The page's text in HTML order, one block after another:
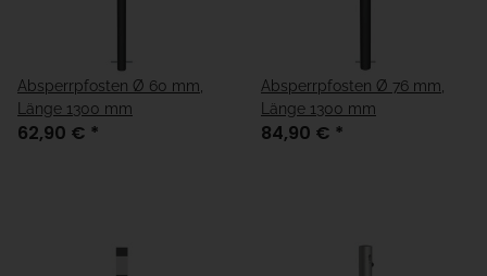
Absperrpfosten Ø 60 mm,
Länge 1300 mm
62,90 € *
Absperrpfosten Ø 76 mm,
Länge 1300 mm
84,90 € *